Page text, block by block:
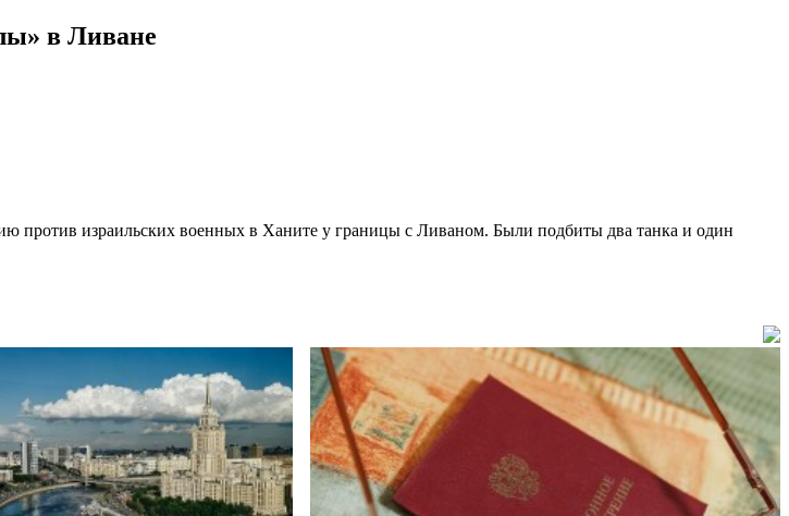
в Ливане
против израильских военных в Ханите у границы с Ливаном. Были подбиты два танка и один